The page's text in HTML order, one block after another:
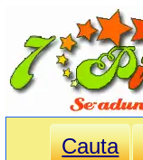
Cauta